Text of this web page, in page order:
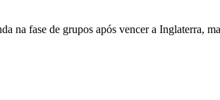
na fase de grupos após vencer a Inglaterra,